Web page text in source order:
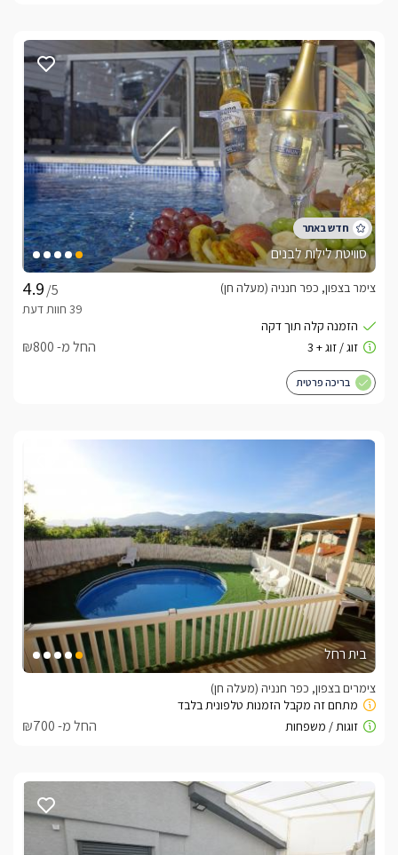
סוויטת לילות לבנים
/5
צימר בצפון, כפר חנניה (מעלה חן)
החל מ- ₪800
בריכה פרטית
בית רחל
צימרים בצפון, כפר חנניה (מעלה חן)
החל מ- ₪700